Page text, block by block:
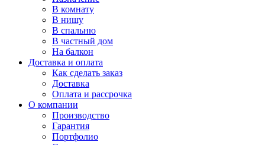
В комнату
В нишу
В спальню
В частный дом
На балкон
Доставка и оплата
Как сделать заказ
Доставка
Оплата и рассрочка
О компании
Производство
Гарантия
Портфолио